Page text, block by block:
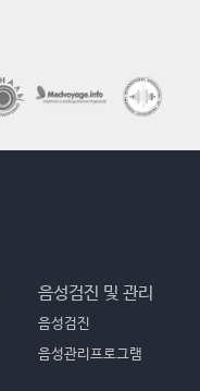
음성검진 및 관리
음성검진
음성관리프로그램